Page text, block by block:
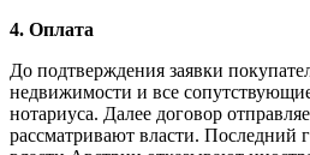
4. Оплата
До подтверждения заявки
недвижимости и все
нотариуса. Далее договор
рассматривают власти. Последний